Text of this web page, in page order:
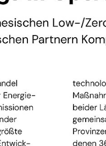
aussieht. Dabei folgt
aus